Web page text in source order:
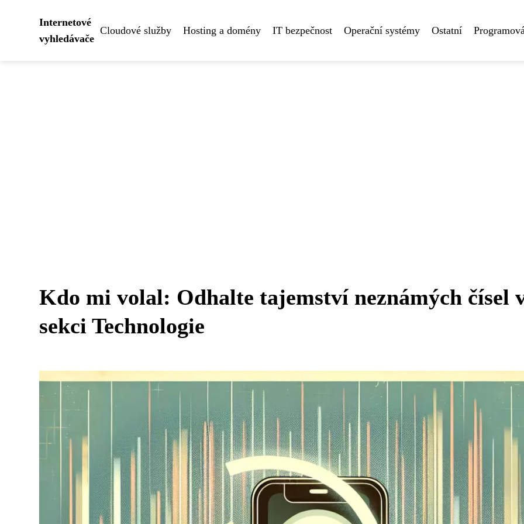
Internetové
vyhledávače
Cloudové služby Hosting a domény IT bezpečnost Operační systémy Ostatní
Kdo mi volal: Odhalte tajemství neznámých čísel
sekci Technologie